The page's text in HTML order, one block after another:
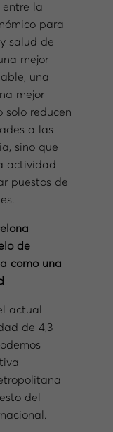
la
para
salud de
mejor
una
mejor
solo reducen
a las
sino que
actividad
puestos de
de
como una
actual
de 4,3
del